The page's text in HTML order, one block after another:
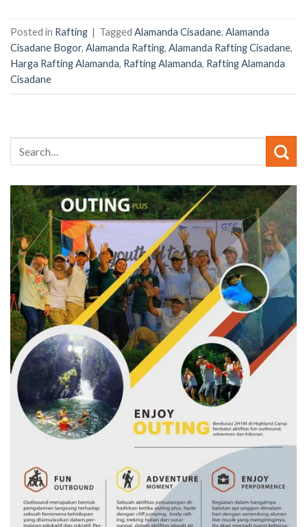
Posted in Rafting | Tagged Alamanda Cisadane, Alamanda
Cisadane Bogor, Alamanda Rafting, Alamanda Rafting Cisadane,
Harga Rafting Alamanda, Rafting Alamanda, Rafting Alamanda
Cisadane